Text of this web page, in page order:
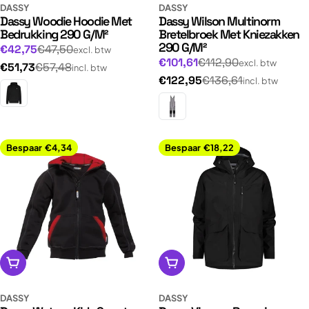
DASSY
Dassy Woodie Hoodie Met
Bedrukking 290 G/M²
Aanbiedingsprijs
€42,75
Normale
prijs
€47,50excl. btw
€51,73
Normale
prijs
€57,48incl. btw
DASSY
Dassy Wilson Multinorm
Bretelbroek Met Kniezakken
290 G/M²
Aanbiedingsprijs
€101,61
Normale
prijs
€112,90excl. btw
€122,95
Normale
prijs
€136,61incl. btw
Bespaar €4,34
Opties kiezen
DASSY
Bespaar €18,22
Opties kiezen
DASSY